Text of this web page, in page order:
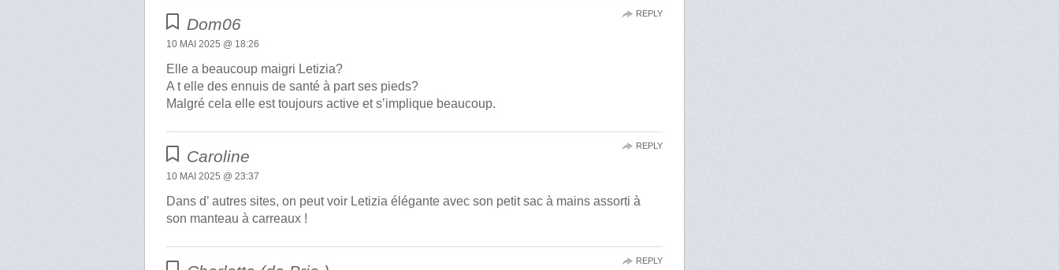
Dom06
10 MAI 2025 @ 18:26
Elle a beaucoup maigri Letizia?
A t elle des ennuis de santé à part ses pieds?
Malgré cela elle est toujours active et s’implique beaucoup.
REPLY
Caroline
10 MAI 2025 @ 23:37
Dans d’ autres sites, on peut voir Letizia élégante avec son petit sac à mains assorti à
son manteau à carreaux !
REPLY
REPLY